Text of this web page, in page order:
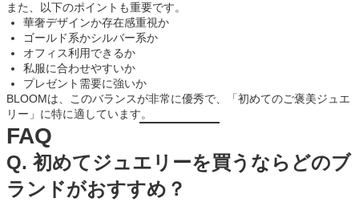
また、以下のポイントも重要です。
華奢デザインか存在感重視か
ゴールド系かシルバー系か
オフィス利用できるか
私服に合わせやすいか
プレゼント需要に強いか
BLOOMは、このバランスが非常に優秀で、「初めてのご褒美ジュエ
リー」に特に適しています。
FAQ
Q. 初めてジュエリーを買うならどのブ
ランドがおすすめ？